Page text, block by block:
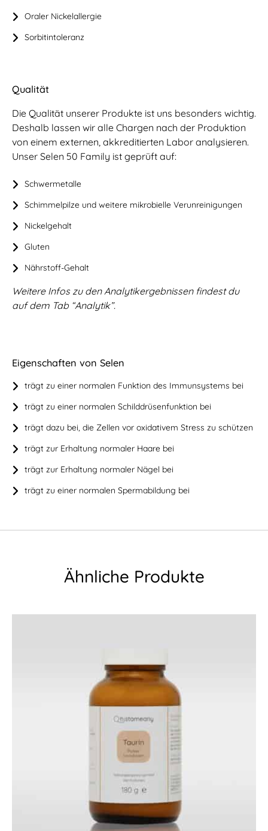
Oraler Nickelallergie
Sorbitintoleranz
Qualität
Die Qualität unserer Produkte ist uns besonders wichtig.
Deshalb lassen wir alle Chargen nach der Produktion
von einem externen, akkreditierten Labor analysieren.
Unser Selen 50 Family ist geprüft auf:
Schwermetalle
Schimmelpilze und weitere mikrobielle Verunreinigungen
Nickelgehalt
Gluten
Nährstoff-Gehalt
Weitere Infos zu den Analytikergebnissen findest du
auf dem Tab “Analytik”.
Eigenschaften von Selen
trägt zu einer normalen Funktion des Immunsystems bei
trägt zu einer normalen Schilddrüsenfunktion bei
trägt dazu bei, die Zellen vor oxidativem Stress zu schützen
trägt zur Erhaltung normaler Haare bei
trägt zur Erhaltung normaler Nägel bei
trägt zu einer normalen Spermabildung bei
Ähnliche Produkte